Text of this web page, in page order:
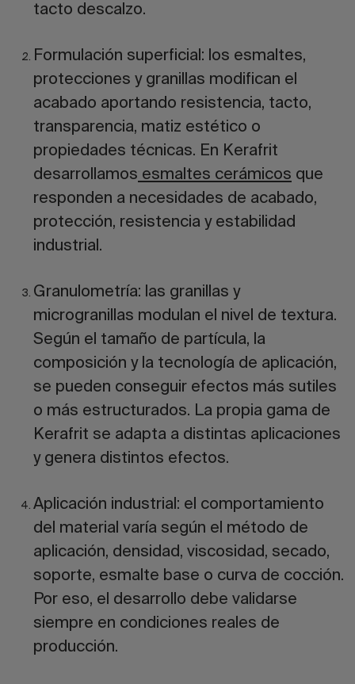
tacto descalzo.
Formulación superficial: los esmaltes,
protecciones y granillas modifican el
acabado aportando resistencia, tacto,
transparencia, matiz estético o
propiedades técnicas. En Kerafrit
desarrollamos esmaltes cerámicos que
responden a necesidades de acabado,
protección, resistencia y estabilidad
industrial.
Granulometría: las granillas y
microgranillas modulan el nivel de textura.
Según el tamaño de partícula, la
composición y la tecnología de aplicación,
se pueden conseguir efectos más sutiles
o más estructurados. La propia gama de
Kerafrit se adapta a distintas aplicaciones
y genera distintos efectos.
Aplicación industrial: el comportamiento
del material varía según el método de
aplicación, densidad, viscosidad, secado,
soporte, esmalte base o curva de cocción.
Por eso, el desarrollo debe validarse
siempre en condiciones reales de
producción.